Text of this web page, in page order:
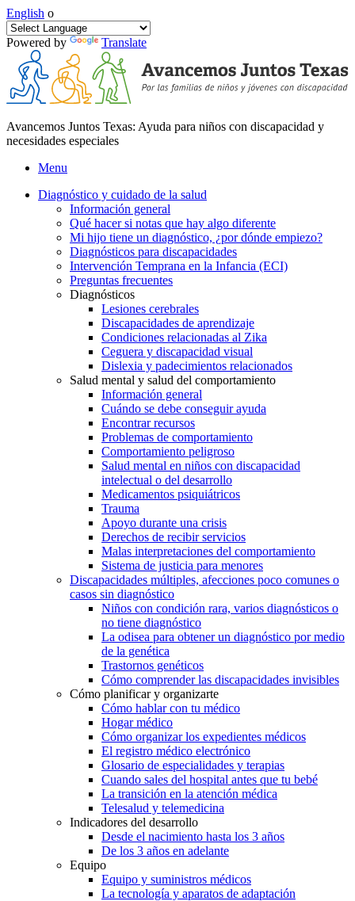
English o
Powered by Translate
Avancemos Juntos Texas: Ayuda para niños con discapacidad y
necesidades especiales
Menu
Diagnóstico y cuidado de la salud
Información general
Qué hacer si notas que hay algo diferente
Mi hijo tiene un diagnóstico, ¿por dónde empiezo?
Diagnósticos para discapacidades
Intervención Temprana en la Infancia (ECI)
Preguntas frecuentes
Diagnósticos
Lesiones cerebrales
Discapacidades de aprendizaje
Condiciones relacionadas al Zika
Ceguera y discapacidad visual
Dislexia y padecimientos relacionados
Salud mental y salud del comportamiento
Información general
Cuándo se debe conseguir ayuda
Encontrar recursos
Problemas de comportamiento
Comportamiento peligroso
Salud mental en niños con discapacidad
intelectual o del desarrollo
Medicamentos psiquiátricos
Trauma
Apoyo durante una crisis
Derechos de recibir servicios
Malas interpretaciones del comportamiento
Sistema de justicia para menores
Discapacidades múltiples, afecciones poco comunes o
casos sin diagnóstico
Niños con condición rara, varios diagnósticos o
no tiene diagnóstico
La odisea para obtener un diagnóstico por medio
de la genética
Trastornos genéticos
Cómo comprender las discapacidades invisibles
Cómo planificar y organizarte
Cómo hablar con tu médico
Hogar médico
Cómo organizar los expedientes médicos
El registro médico electrónico
Glosario de especialidades y terapias
Cuando sales del hospital antes que tu bebé
La transición en la atención médica
Telesalud y telemedicina
Indicadores del desarrollo
Desde el nacimiento hasta los 3 años
De los 3 años en adelante
Equipo
Equipo y suministros médicos
La tecnología y aparatos de adaptación